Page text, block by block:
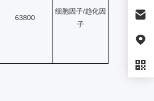
63800
细胞因子/趋化因
子